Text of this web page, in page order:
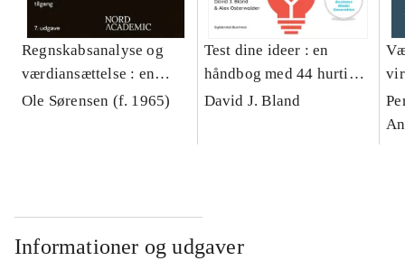
Regnskabsanalyse og
værdiansættelse : en
praktisk tilgang
Ole Sørensen (f. 1965)
Test dine ideer : en
håndbog med 44 hurtige
eksperimenter, der viser
David J. Bland
Informationer og udgaver